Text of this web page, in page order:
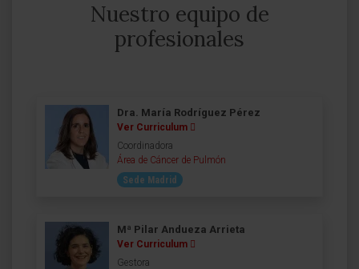
Nuestro equipo de
profesionales
Dra. María Rodríguez Pérez
Ver Curriculum
Coordinadora
Área de Cáncer de Pulmón
Sede Madrid
Mª Pilar Andueza Arrieta
Ver Curriculum
Gestora